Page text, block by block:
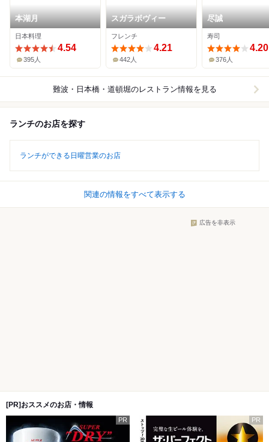
本湖月
日本料理
4.54
395人
スガラボヴィー
フレンチ
4.21
442人
尽誠
寿司
4.20
376人
難波・日本橋・道頓堀のレストラン情報を見る
ランチのお店を探す
ランチができる日曜営業のお店
関連の情報をすべて表示する
広告を非表示
[PR]おススメのお店・情報
PR PR